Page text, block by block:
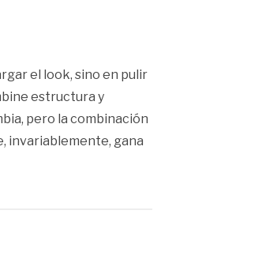
el look, sino en pulir
estructura y
pero la combinación
invariablemente, gana